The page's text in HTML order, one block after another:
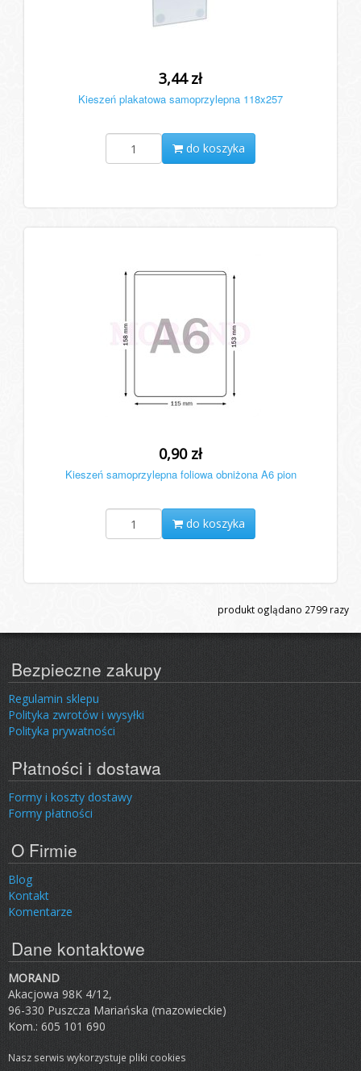
3,44 zł
Kieszeń plakatowa samoprzylepna 118x257
do koszyka
0,90 zł
Kieszeń samoprzylepna foliowa obniżona A6 pion
do koszyka
produkt oglądano 2799 razy
Bezpieczne zakupy
Regulamin sklepu
Polityka zwrotów i wysyłki
Polityka prywatności
Płatności i dostawa
Formy i koszty dostawy
Formy płatności
O Firmie
Blog
Kontakt
Komentarze
Dane kontaktowe
MORAND
Akacjowa 98K 4/12,
96-330 Puszcza Mariańska (mazowieckie)
Kom.: 605 101 690
Nasz serwis wykorzystuje pliki cookies